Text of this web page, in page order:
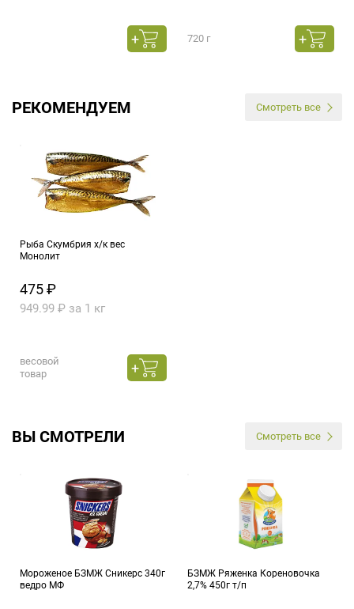
720 г
РЕКОМЕНДУЕМ Смотреть все
Рыба Скумбрия х/к вес
Монолит
475 ₽
949.99 ₽ за 1 кг
весовой
товар
ВЫ СМОТРЕЛИ Смотреть все
Мороженое БЗМЖ Сникерс 340г
ведро МФ
БЗМЖ Ряженка Кореновочка
2,7% 450г т/п